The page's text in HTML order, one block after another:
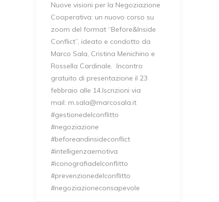
Nuove visioni per la Negoziazione
Cooperativa: un nuovo corso su
zoom del format “Before&Inside
Conflict”, ideato e condotto da
Marco Sala, Cristina Menichino e
Rossella Cardinale. Incontro
gratuito di presentazione il 23
febbraio alle 14.Iscrizioni via
mail: m.sala@marcosala.it
#gestionedelconflitto
#negoziazione
#beforeandinsideconflict
#intelligenzaemotiva
#iconografiadelconflitto
#prevenzionedelconflitto
#negoziazioneconsapevole